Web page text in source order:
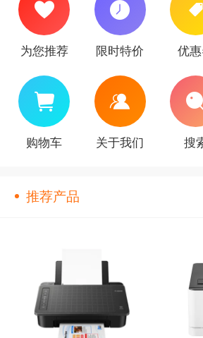
为您推荐 限时特价 优
购物车 关于我们 搜
推荐产品